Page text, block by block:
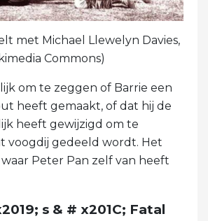
met Michael Llewelyn Davies,
Commons)
om te zeggen of Barrie een
heeft gemaakt, of dat hij de
heeft gewijzigd om te
voogdij gedeeld wordt. Het
waar Peter Pan zelf van heeft
s & # x201C; Fatal